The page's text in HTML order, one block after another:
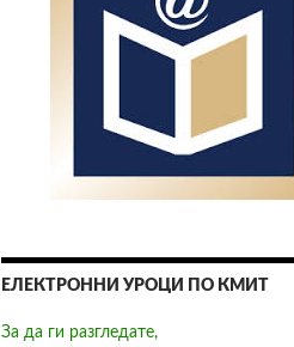
ЕЛЕКТРОННИ УРОЦИ ПО КМИТ
За да ги разгледате,